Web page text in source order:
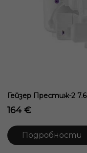
Гейзер Престиж-2 7.6
164 €
Подробности